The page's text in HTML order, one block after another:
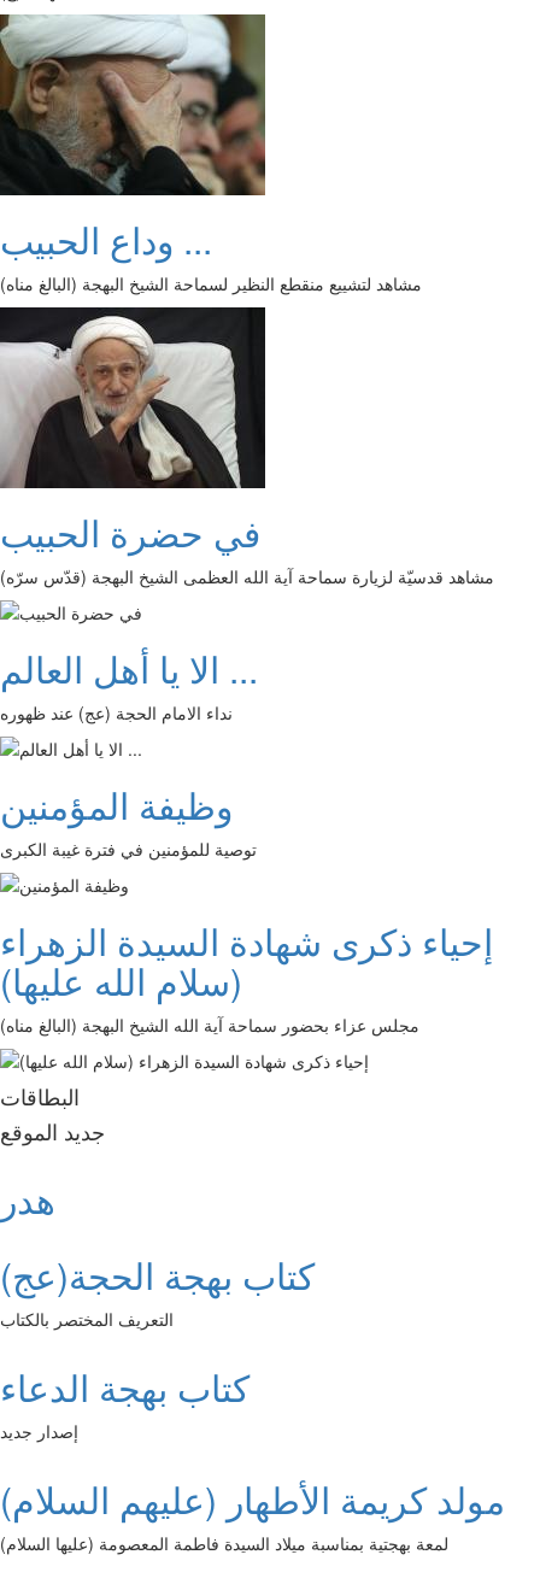
وداع الحبيب ...
مشاهد لتشييع منقطع النظير لسماحة الشيخ البهجة (البالغ مناه)
في حضرة الحبيب
مشاهد قدسيّة لزيارة سماحة آية الله العظمى الشيخ البهجة (قدّس سرّه)
الا يا أهل العالم ...
نداء الامام الحجة (عج) عند ظهوره
وظيفة المؤمنين
توصية للمؤمنين في فترة غيبة الكبرى
إحياء ذكرى شهادة السيدة الزهراء
(سلام الله عليها)
مجلس عزاء بحضور سماحة آية الله الشيخ البهجة (البالغ مناه)
البطاقات
جديد الموقع
هدر
كتاب بهجة الحجة(عج)
التعريف المختصر بالكتاب
كتاب بهجة الدعاء
إصدار جديد
مولد كريمة الأطهار (عليهم السلام)
لمعة بهجتية بمناسبة ميلاد السيدة فاطمة المعصومة (عليها السلام)